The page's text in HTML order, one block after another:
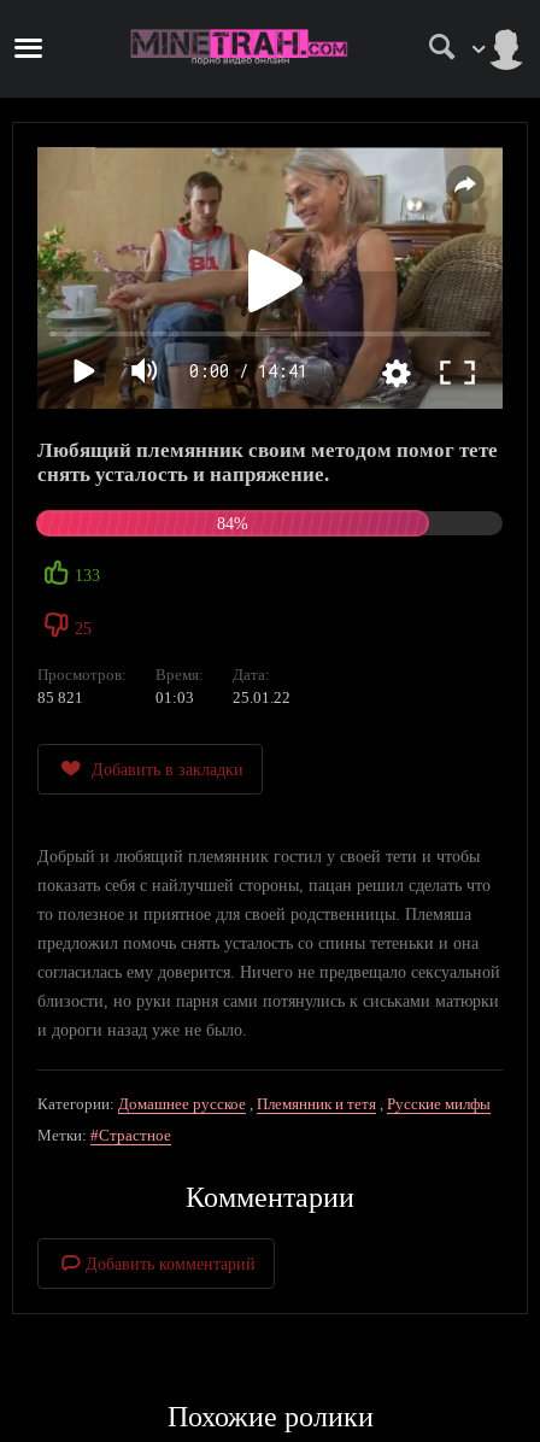
0:00 / 14:41
Любящий племянник своим методом помог тете
снять усталость и напряжение.
84%
133
25
Просмотров:
85 821
Время:
01:03
Дата:
25.01.22
Добавить в закладки
Добрый и любящий племянник гостил у своей тети и чтобы
показать себя с найлучшей стороны, пацан решил сделать что
то полезное и приятное для своей родственницы. Племяша
предложил помочь снять усталость со спины тетеньки и она
согласилась ему доверится. Ничего не предвещало сексуальной
близости, но руки парня сами потянулись к сиськами матюрки
и дороги назад уже не было.
Категории: Домашнее русское , Племянник и тетя , Русские милфы
Метки: #Страстное
Комментарии
Добавить комментарий
Похожие ролики